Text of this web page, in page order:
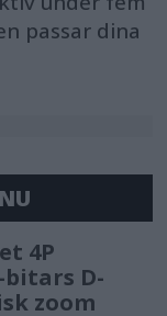
passar dina
4P
bitars D-
zoom